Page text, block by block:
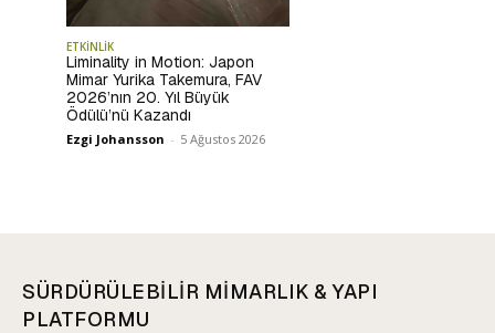
ETKİNLİK
Liminality in Motion: Japon
Mimar Yurika Takemura, FAV
2026’nın 20. Yıl Büyük
Ödülü’nü Kazandı
Ezgi Johansson - 5 Ağustos 2026
SÜRDÜRÜLEBİLİR MİMARLIK & YAPI
PLATFORMU